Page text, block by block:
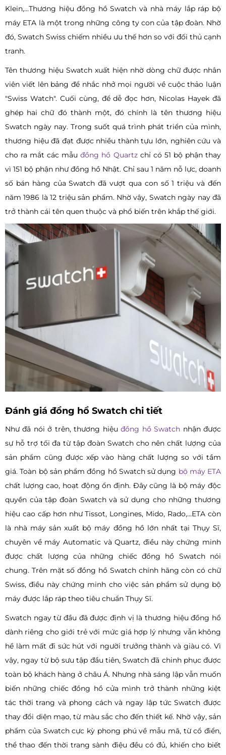
Klein,...Thương hiệu đồng hồ Swatch và nhà máy lắp ráp bộ
máy ETA là một trong những công ty con của tập đoàn. Nhờ
đó, Swatch Swiss chiếm nhiều ưu thế hơn so với đối thủ cạnh
tranh.
Tên thương hiệu Swatch xuất hiện nhờ dòng chữ được nhân
viên viết lên bảng để nhắc nhở mọi người về cuộc thảo luận
"Swiss Watch". Cuối cùng, để dễ đọc hơn, Nicolas Hayek đã
ghép hai chữ đó thành một, đó chính là tên thương hiệu
Swatch ngày nay. Trong suốt quá trình phát triển của mình,
thương hiệu đã đạt được nhiều thành tựu lớn, nghiên cứu và
cho ra mắt các mẫuđồng hồ Quartzchỉ có 51 bộ phận thay
vì 151 bộ phận như đồng hồ Nhật. Chỉ sau 1 năm nỗ lực, doanh
số bán hàng của Swatch đã vượt qua con số 1 triệu và đến
năm 1986 là 12 triệu sản phẩm. Nhờ vậy, Swatch ngày nay đã
trở thành cái tên quen thuộc và phổ biến trên khắp thế giới.
Đánh giá đồng hồ Swatch chi tiết
Như đã nói ở trên, thương hiệuđồng hồ Swatch nhận được
sự hỗ trợ tối đa từ tập đoàn Swatch cho nên chất lượng của
sản phẩm cũng được xếp vào hàng chất lượng so với tầm
giá. Toàn bộ sản phẩm đồng hồ Swatch sử dụng bộ máy ETA
chất lượng cao, hoạt động ổn định. Đây cũng là bộ máy độc
quyền của tập đoàn Swatch và sử dụng cho những thương
hiệu cao cấp hơn như Tissot, Longines, Mido, Rado,…ETA còn
là nhà máy sản xuất bộ máy đồng hồ lớn nhất tại Thụy Sĩ,
chuyên về máy Automatic và Quartz, điều này chứng minh
được chất lượng của những chiếc đồng hồ Swatch nói
chung. Trên mặt số đồng hồ Swatch chính hãng còn có chữ
Swiss, điều này chứng minh cho việc sản phẩm sử dụng bộ
máy được lắp ráp theo tiêu chuẩn Thụy Sĩ.
Swatch ngay từ đầu đã được định vị là thương hiệu đồng hồ
dành riêng cho giới trẻ với mức giá hợp lý nhưng vẫn không
hề làm mất đi sức hút với người trưởng thành và giàu có. Vì
vậy, ngay từ bộ sưu tập đầu tiên, Swatch đã chinh phục được
toàn bộ khách hàng ở châu Á. Nhưng nhà sáng lập vẫn muốn
biến những chiếc đồng hồ cửa mình trở thành những kiệt
tác thời trang và phong cách và ngay lập tức Swatch được
thay đổi diện mạo, từ màu sắc cho đến thiết kế. Nhờ vậy, sản
phẩm của Swatch cực kỳ phong phú về mẫu mã, từ cổ điển,
thể thao đến thời trang sành điệu đều có đủ, khiến cho biết